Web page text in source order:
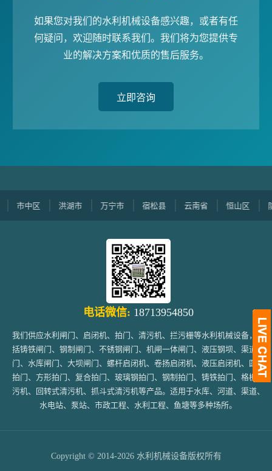
如果您对我们的水利机械设备感兴趣，或者有任
何疑问，欢迎随时联系我们。我们将为您提供专
业的解决方案和优质的售后服务。
立即咨询
中区 洪湖市 万宁市 宿松县 云南省 恒山区 陇南市
电话微信: 18713954850
我们供应水利闸门、启闭机、拍门、清污机、拦污栅等水利机械设备，包
括铸铁闸门、钢制闸门、不锈钢闸门、机闸一体闸门、液压钢坝、渠道闸
门、水库闸门、大坝闸门、螺杆启闭机、卷扬启闭机、液压启闭机、圆形
拍门、方形拍门、复合拍门、玻璃钢拍门、钢制拍门、铸铁拍门、格栅清
污机、回转式清污机、抓斗式清污机等产品。适用于水库、河道、渠道、
水电站、泵站、市政工程、水利工程、鱼塘等多种场所。
Copyright © 2014-2026 水利机械设备版权所有